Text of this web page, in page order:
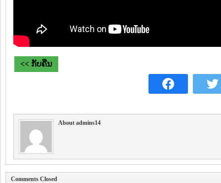
<< ກັບຄືນ
About admins14
Comments Closed